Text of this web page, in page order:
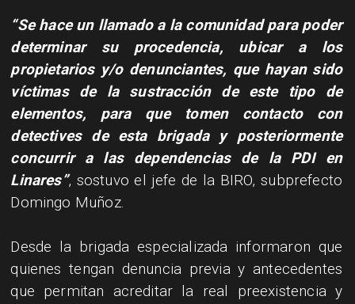
“Se hace un llamado a la comunidad para poder
determinar su procedencia, ubicar a los
propietarios y/o denunciantes, que hayan sido
víctimas de la sustracción de este tipo de
elementos, para que tomen contacto con
detectives de esta brigada y posteriormente
concurrir a las dependencias de la PDI en
Linares”, sostuvo el jefe de la BIRO, subprefecto
Domingo Muñoz.
Desde la brigada especializada informaron que
quienes tengan denuncia previa y antecedentes
que permitan acreditar la real preexistencia y